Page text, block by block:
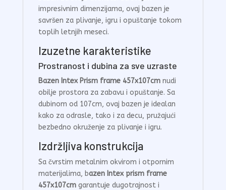
impresivnim dimenzijama, ovaj bazen je
savršen za plivanje, igru i opuštanje tokom
toplih letnjih meseci.
Izuzetne karakteristike
Prostranost i dubina za sve uzraste
Bazen Intex Prism frame 457x107cmnudi
obilje prostora za zabavu i opuštanje. Sa
dubinom od 107cm, ovaj bazen je idealan
kako za odrasle, tako i za decu, pružajući
bezbedno okruženje za plivanje i igru.
Izdržljiva konstrukcija
Sa čvrstim metalnim okvirom i otpornim
materijalima, bazen Intex prism frame
457x107cmgarantuje dugotrajnost i